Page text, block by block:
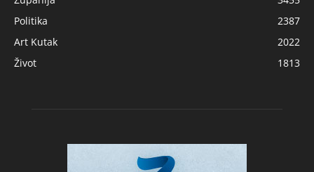
Politika
2387
Art Kutak
2022
Život
1813